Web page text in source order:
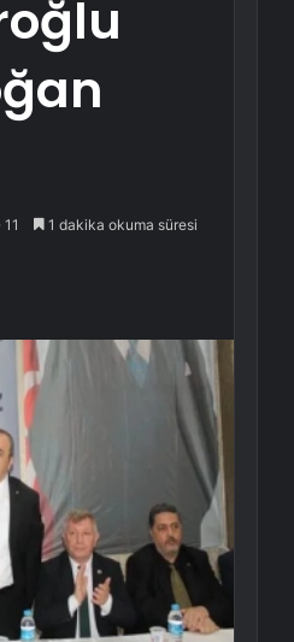
11 1 dakika okuma süresi